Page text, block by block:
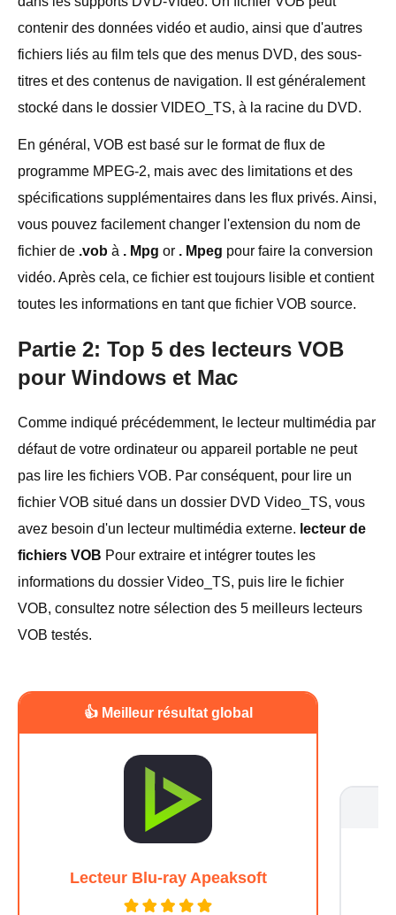
contenir des données vidéo et audio, ainsi que d'autres
fichiers liés au film tels que des menus DVD, des sous-
titres et des contenus de navigation. Il est généralement
stocké dans le dossier VIDEO_TS, à la racine du DVD.
En général, VOB est basé sur le format de flux de
programme MPEG-2, mais avec des limitations et des
spécifications supplémentaires dans les flux privés. Ainsi,
vous pouvez facilement changer l'extension du nom de
fichier de .vob à . Mpg or . Mpeg pour faire la conversion
vidéo. Après cela, ce fichier est toujours lisible et contient
toutes les informations en tant que fichier VOB source.
Partie 2: Top 5 des lecteurs VOB
pour Windows et Mac
Comme indiqué précédemment, le lecteur multimédia par
défaut de votre ordinateur ou appareil portable ne peut
pas lire les fichiers VOB. Par conséquent, pour lire un
fichier VOB situé dans un dossier DVD Video_TS, vous
avez besoin d'un lecteur multimédia externe. lecteur de
fichiers VOB Pour extraire et intégrer toutes les
informations du dossier Video_TS, puis lire le fichier
VOB, consultez notre sélection des 5 meilleurs lecteurs
VOB testés.
👍 Meilleur résultat global
Lecteur Blu-ray Apeaksoft